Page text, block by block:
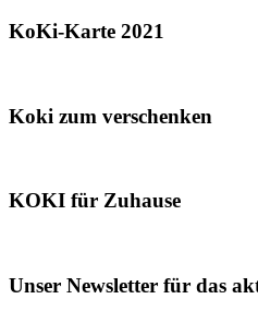
KoKi-Karte 2021
Koki zum verschenken
KOKI für Zuhause
Unser Newsletter für das